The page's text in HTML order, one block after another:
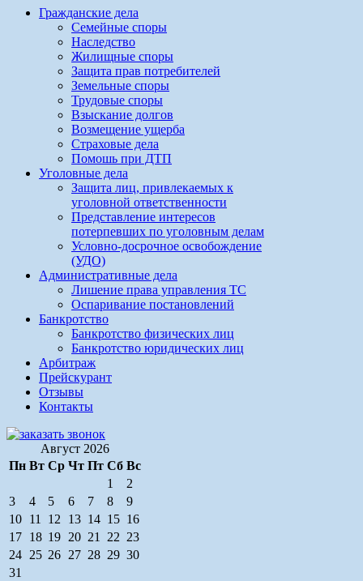
Гражданские дела
Семейные споры
Наследство
Жилищные споры
Защита прав потребителей
Земельные споры
Трудовые споры
Взыскание долгов
Возмещение ущерба
Страховые дела
Помошь при ДТП
Уголовные дела
Защита лиц, привлекаемых к
уголовной ответственности
Представление интересов
потерпевших по уголовным делам
Условно-досрочное освобождение
(УДО)
Административные дела
Лишение права управления ТС
Оспаривание постановлений
Банкротство
Банкротство физических лиц
Банкротство юридических лиц
Арбитраж
Прейскурант
Отзывы
Контакты
Август 2026
Пн Вт Ср Чт Пт Сб Вс
1
2
3
4 5 6 7 8
9
10 11 12 13 14 15 16
17 18 19 20 21 22 23
24 25 26 27 28 29 30
31